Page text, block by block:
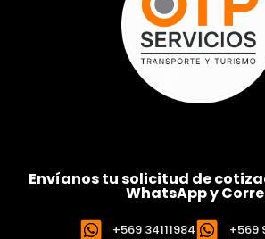
Envíanos tu solicitud de
WhatsApp y
+569 34111984 +569